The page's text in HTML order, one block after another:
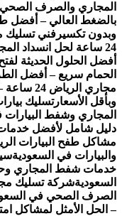
المجاري والصرف الصحي على
بالضغط العالي – أفضل
وبدون تكسير فني تسليك
24 ساعة لحل انسداد المجاري فورًا
أفضل الحلول الحديثة
الحمام سريع – أفضل
مجاري
وبأقل الأسعارتسليك
المجاري وشفط
دليل شامل لأفضل
مشاكل طفح البيارات
والبيارات في السعودية
خدمات شفط المجاري
السعوديةشركة تسليك
الصرف الصحي في
– الحل الأمثل لمشاكل